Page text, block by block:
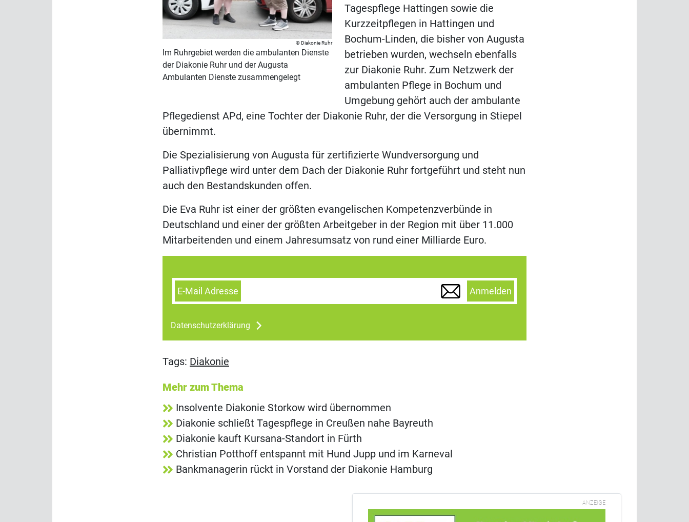
Diakonie Ruhr
Im Ruhrgebiet werden die ambulanten Dienste
der Diakonie Ruhr und der Augusta
Ambulanten Dienste zusammengelegt
Tagespflege Hattingen sowie die
Kurzzeitpflegen in Hattingen und
Bochum-Linden, die bisher von Augusta
betrieben wurden, wechseln ebenfalls
zur Diakonie Ruhr. Zum Netzwerk der
ambulanten Pflege in Bochum und
Umgebung gehört auch der ambulante
Pflegedienst APd, eine Tochter der Diakonie Ruhr, der die Versorgung in Stiepel
übernimmt.
Die Spezialisierung von Augusta für zertifizierte Wundversorgung und
Palliativpflege wird unter dem Dach der Diakonie Ruhr fortgeführt und steht nun
auch den Bestandskunden offen.
Die Eva Ruhr ist einer der größten evangelischen Kompetenzverbünde in
Deutschland und einer der größten Arbeitgeber in der Region mit über 11.000
Mitarbeitenden und einem Jahresumsatz von rund einer Milliarde Euro.
E-Mail Adresse Anmelden
Datenschutzerklärung
Tags: Diakonie
Mehr zum Thema
Insolvente Diakonie Storkow wird übernommen
Diakonie schließt Tagespflege in Creußen nahe Bayreuth
Diakonie kauft Kursana-Standort in Fürth
Christian Potthoff entspannt mit Hund Jupp und im Karneval
Bankmanagerin rückt in Vorstand der Diakonie Hamburg
ANZEIGE